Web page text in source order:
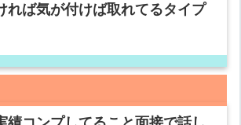
れば気が付けば取れてるタイプ